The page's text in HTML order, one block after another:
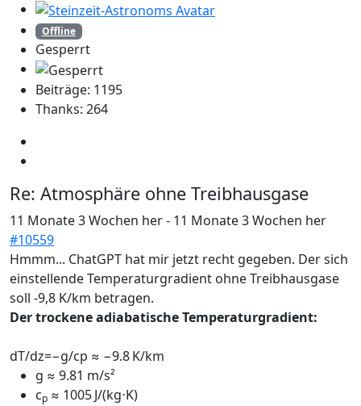
Offline
Gesperrt
Beiträge: 1195
Thanks: 264
Re: Atmosphäre ohne Treibhausgase
11 Monate 3 Wochen her- 11 Monate 3 Wochen her
#10559
Hmmm... ChatGPT hat mir jetzt recht gegeben. Der sich
einstellende Temperaturgradient ohne Treibhausgase
soll -9,8 K/km betragen.
Der trockene adiabatische Temperaturgradient:
dT/dz=−g/cp ≈ −9.8 K/km
g ≈ 9.81 m/s²
cp ​ ≈ 1005 J/(kg⋅K)